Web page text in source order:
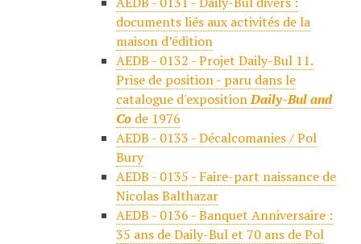
documents liés aux activités de la
maison d’édition
AEDB - 0132 - Projet Daily-Bul 11.
Prise de position - paru dans le
catalogue d'expositionDaily-Bul and
Code 1976
AEDB - 0133 - Décalcomanies / Pol
Bury
AEDB - 0135 - Faire-part naissance de
Nicolas Balthazar
AEDB - 0136 - Banquet Anniversaire :
35 ans de Daily-Bul et 70 ans de Pol